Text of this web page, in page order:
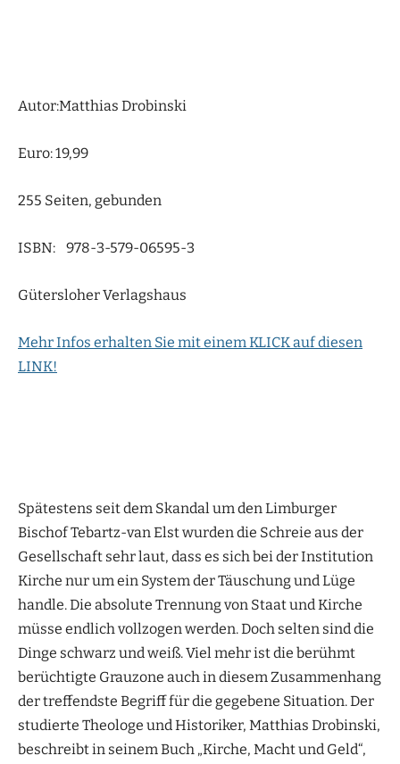
Autor:Matthias Drobinski
Euro: 19,99
255 Seiten, gebunden
ISBN: 978-3-579-06595-3
Gütersloher Verlagshaus
Mehr Infos erhalten Sie mit einem KLICK auf diesen
LINK!
Spätestens seit dem Skandal um den Limburger
Bischof Tebartz-van Elst wurden die Schreie aus der
Gesellschaft sehr laut, dass es sich bei der Institution
Kirche nur um ein System der Täuschung und Lüge
handle. Die absolute Trennung von Staat und Kirche
müsse endlich vollzogen werden. Doch selten sind die
Dinge schwarz und weiß. Viel mehr ist die berühmt
berüchtigte Grauzone auch in diesem Zusammenhang
der treffendste Begriff für die gegebene Situation. Der
studierte Theologe und Historiker, Matthias Drobinski,
beschreibt in seinem Buch „Kirche, Macht und Geld“,